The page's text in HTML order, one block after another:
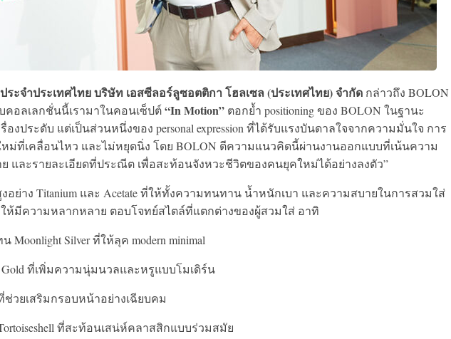
ะจำประเทศไทย บริษัท เอสซีลอร์ลูซอตติกา โฮลเซล (ประเทศไทย) จํากัด กล่าวถึง BOLON
บคอลเลกชั่นนี้เรามาในคอนเซ็ปต์“In Motion” ตอกย้ำ positioning ของ BOLON ในฐานะ
งประดับ แต่เป็นส่วนหนึ่งของ personal expression ที่ได้รับแรงบันดาลใจจากความมั่นใจ การ
ม่ที่เคลื่อนไหว และไม่หยุดนิ่ง โดย BOLON ตีความแนวคิดนี้ผ่านงานออกแบบที่เน้นความ
ย และรายละเอียดที่ประณีต เพื่อสะท้อนจังหวะชีวิตของคนยุคใหม่ได้อย่างลงตัว”
ย่าง Titanium และ Acetate ที่ให้ทั้งความทนทาน น้ำหนักเบา และความสบายในการสวมใส่
มีความหลากหลาย ตอบโจทย์สไตล์ที่แตกต่างของผู้สวมใส่ อาทิ
Moonlight Silver ที่ให้ลุค modern minimal
Gold ที่เพิ่มความนุ่มนวลและหรูแบบโมเดิร์น
ช่วยเสริมกรอบหน้าอย่างเฉียบคม
ที่สะท้อนเสน่ห์คลาสสิกแบบร่วมสมัย